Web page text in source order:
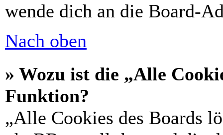
wende dich an die Board-
Nach oben
» Wozu ist die „Alle
Funktion?
„Alle Cookies des Boards